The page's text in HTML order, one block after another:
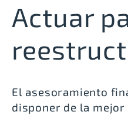
Actuar
El asesoramiento
disponer de la